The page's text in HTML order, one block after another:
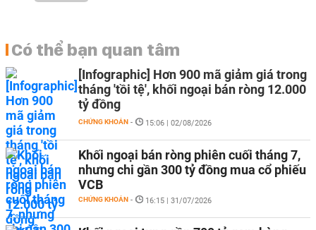
Có thể bạn quan tâm
[Infographic] Hơn 900 mã giảm giá trong
tháng 'tồi tệ', khối ngoại bán ròng 12.000
tỷ đồng
CHỨNG KHOÁN - 15:06 | 02/08/2026
Khối ngoại bán ròng phiên cuối tháng 7,
nhưng chi gần 300 tỷ đồng mua cổ phiếu
VCB
CHỨNG KHOÁN - 16:15 | 31/07/2026